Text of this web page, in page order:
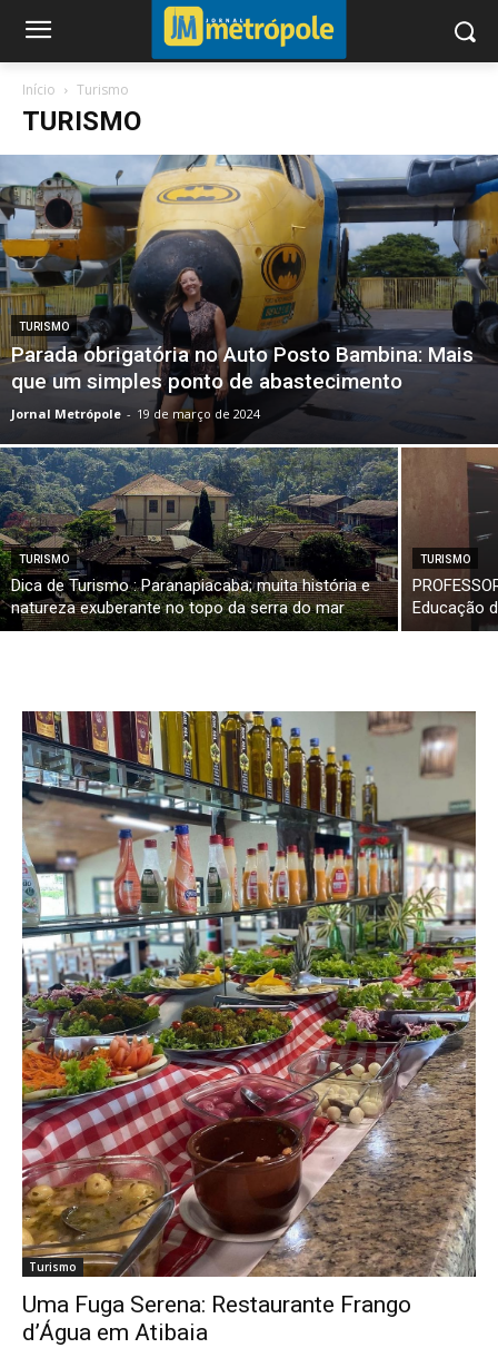
Início Turismo
TURISMO
TURISMO
Parada obrigatória no Auto Posto Bambina: Mais
que um simples ponto de abastecimento
Jornal Metrópole - 19 de março de 2024
TURISMO
Dica de Turismo : Paranapiacaba; muita história e
natureza exuberante no topo da serra do mar
TURISMO
Educação
Turismo
Uma Fuga Serena: Restaurante Frango
d’Água em Atibaia